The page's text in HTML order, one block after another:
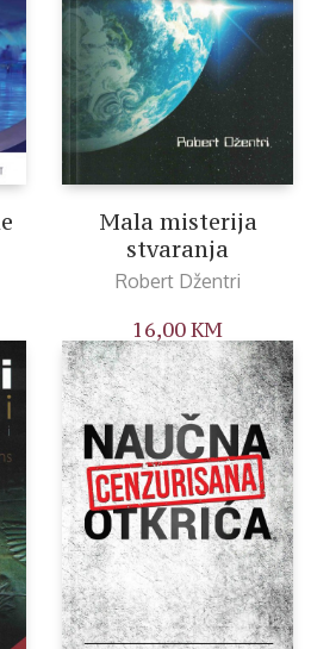
Mala misterija
stvaranja
Robert Džentri
16,00KM